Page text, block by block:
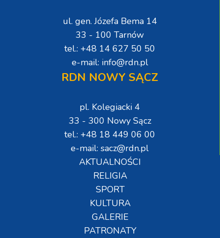
ul. gen. Józefa Bema 14
33 - 100 Tarnów
tel.: +48 14 627 50 50
e-mail: info@rdn.pl
RDN NOWY SĄCZ
pl. Kolegiacki 4
33 - 300 Nowy Sącz
tel.: +48 18 449 06 00
e-mail: sacz@rdn.pl
AKTUALNOŚCI
RELIGIA
SPORT
KULTURA
GALERIE
PATRONATY